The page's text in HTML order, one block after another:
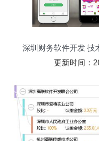
深圳财务软件开发 技
更新时间：